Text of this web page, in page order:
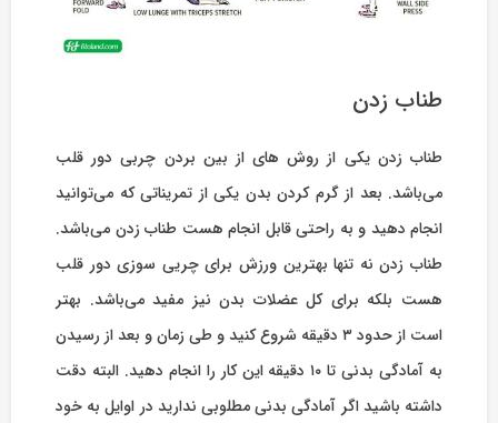
طناب زدن
طناب زدن یکی از روش های از بین بردن چربی دور قلب
می‌باشد. بعد از گرم کردن بدن یکی از تمریناتی که می‌توانید
انجام دهید و به راحتی قابل انجام هست طناب زدن می‌باشد.
طناب زدن نه تنها بهترین ورزش برای چریی سوزی دور قلب
هست بلکه برای کل عضلات بدن نیز مفید می‌باشد. بهتر
است از حدود ۳ دقیقه شروع کنید و طی زمان و بعد از رسیدن
به آمادگی بدنی تا ۱۰ دقیقه این کار را انجام دهید. البته دقت
داشته باشید اگر آمادگی بدنی مطلوبی ندارید در اوایل به خود